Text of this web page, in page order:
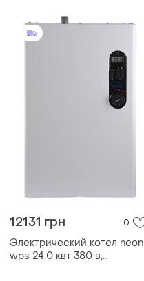
12131 грн 0
Электрический котел neon
wps 24,0 квт 380 в,